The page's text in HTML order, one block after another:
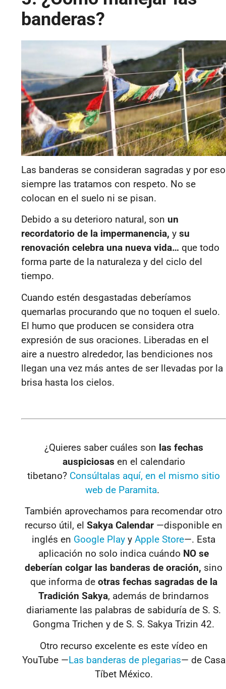
banderas?
Las banderas se consideran sagradas y por eso
siempre las tratamos con respeto. No se
colocan en el suelo ni se pisan.
Debido a su deterioro natural, son un
recordatorio de la impermanencia, y su
renovación celebra una nueva vida… que todo
forma parte de la naturaleza y del ciclo del
tiempo.
Cuando estén desgastadas deberíamos
quemarlas procurando que no toquen el suelo.
El humo que producen se considera otra
expresión de sus oraciones. Liberadas en el
aire a nuestro alrededor, las bendiciones nos
llegan una vez más antes de ser llevadas por la
brisa hasta los cielos.
¿Quieres saber cuáles son las fechas
auspiciosas en el calendario
tibetano? Consúltalas aquí, en el mismo sitio
web de Paramita.
También aprovechamos para recomendar otro
recurso útil, el Sakya Calendar —disponible en
inglés en Google Play y Apple Store—. Esta
aplicación no solo indica cuándo NO se
deberían colgar las banderas de oración, sino
que informa de otras fechas sagradas de la
Tradición Sakya, además de brindarnos
diariamente las palabras de sabiduría de S. S.
Gongma Trichen y de S. S. Sakya Trizin 42.
Otro recurso excelente es este vídeo en
YouTube —Las banderas de plegarias— de Casa
Tíbet México.